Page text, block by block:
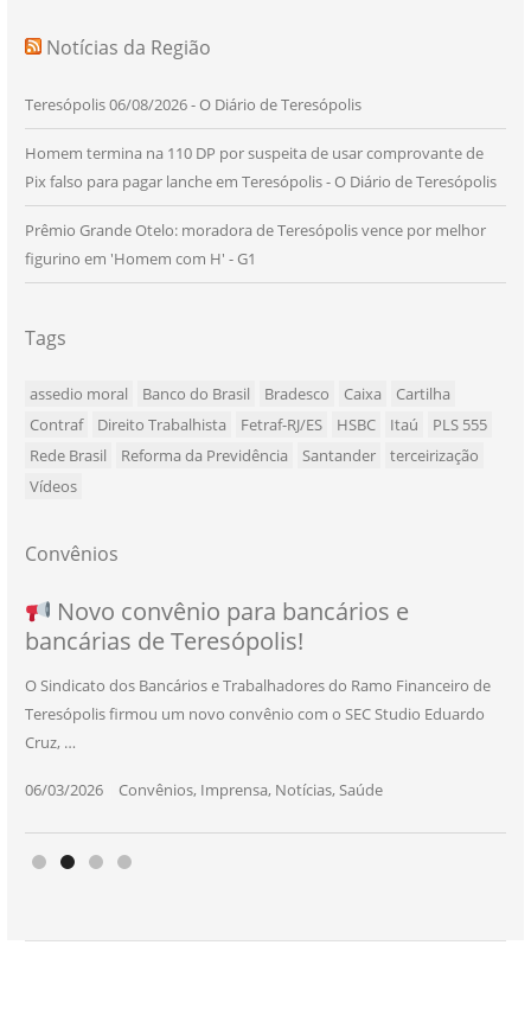
Notícias da Região
Teresópolis 06/08/2026 - O Diário de Teresópolis
Homem termina na 110 DP por suspeita de usar comprovante de
Pix falso para pagar lanche em Teresópolis - O Diário de Teresópolis
Prêmio Grande Otelo: moradora de Teresópolis vence por melhor
figurino em 'Homem com H' - G1
Tags
assedio moral Banco do Brasil Bradesco Caixa
Cartilha
Contraf
Direito Trabalhista Fetraf-RJ/ES HSBC Itaú
PLS 555
Rede Brasil
Reforma da Previdência Santander
terceirização
Vídeos
Convênios
SEU NOVO BENEFÍCIO CHEGOU
Novo convênio para bancários e
bancárias de Teresópolis!
O Sindicato dos Bancários e Trabalhadores do Ramo Financeiro de
Teresópolis firmou um novo convênio com o SEC Studio Eduardo
Cruz, …
06/03/2026| Convênios, Imprensa, Notícias,Saúde
NOVO CONVÊNIO PARA VOCÊ, BANCÁRIO
E BANCÁRIA!
25/11/2025| Convênios, Imprensa, Notícias,Saúde
Convênio com a Rede de Ensino Técnico e
Centro de Qualificação Técnica